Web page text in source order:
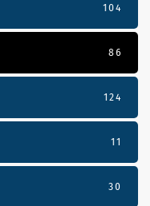
104
86
124
11
30